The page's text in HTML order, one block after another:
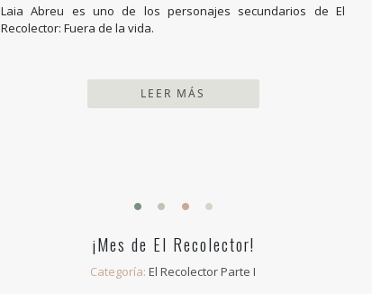
Laia Abreu es uno de los personajes secundarios de El
Recolector: Fuera de la vida.
LEER MÁS
¡Mes de El Recolector!
Categoría: El Recolector Parte I